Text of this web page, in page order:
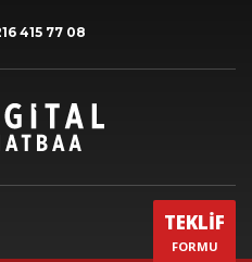
415 77 08
TEKLİF
FORMU